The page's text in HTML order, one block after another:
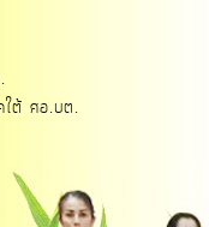
ใต้ ศอ.บต.